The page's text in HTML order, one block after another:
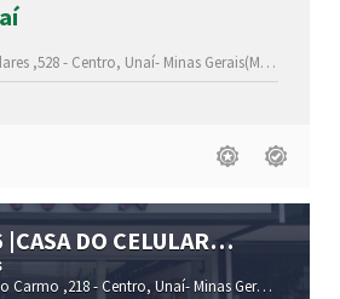
,528 - Centro, Unaí- Minas Gerais(MG)
DO CELULAR
|MG
Carmo ,218 - Centro, Unaí-Minas Gerais(MG)